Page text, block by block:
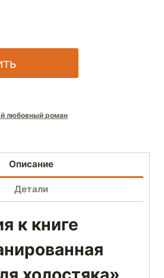
любовный роман
Описание
Детали
к книге